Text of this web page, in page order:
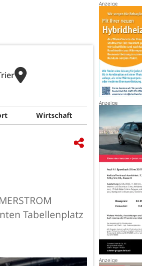
Wirtschaft
Tabellenplatz